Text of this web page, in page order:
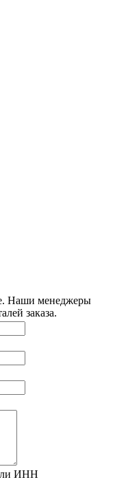
Наши менеджеры
заказа.
ИНН